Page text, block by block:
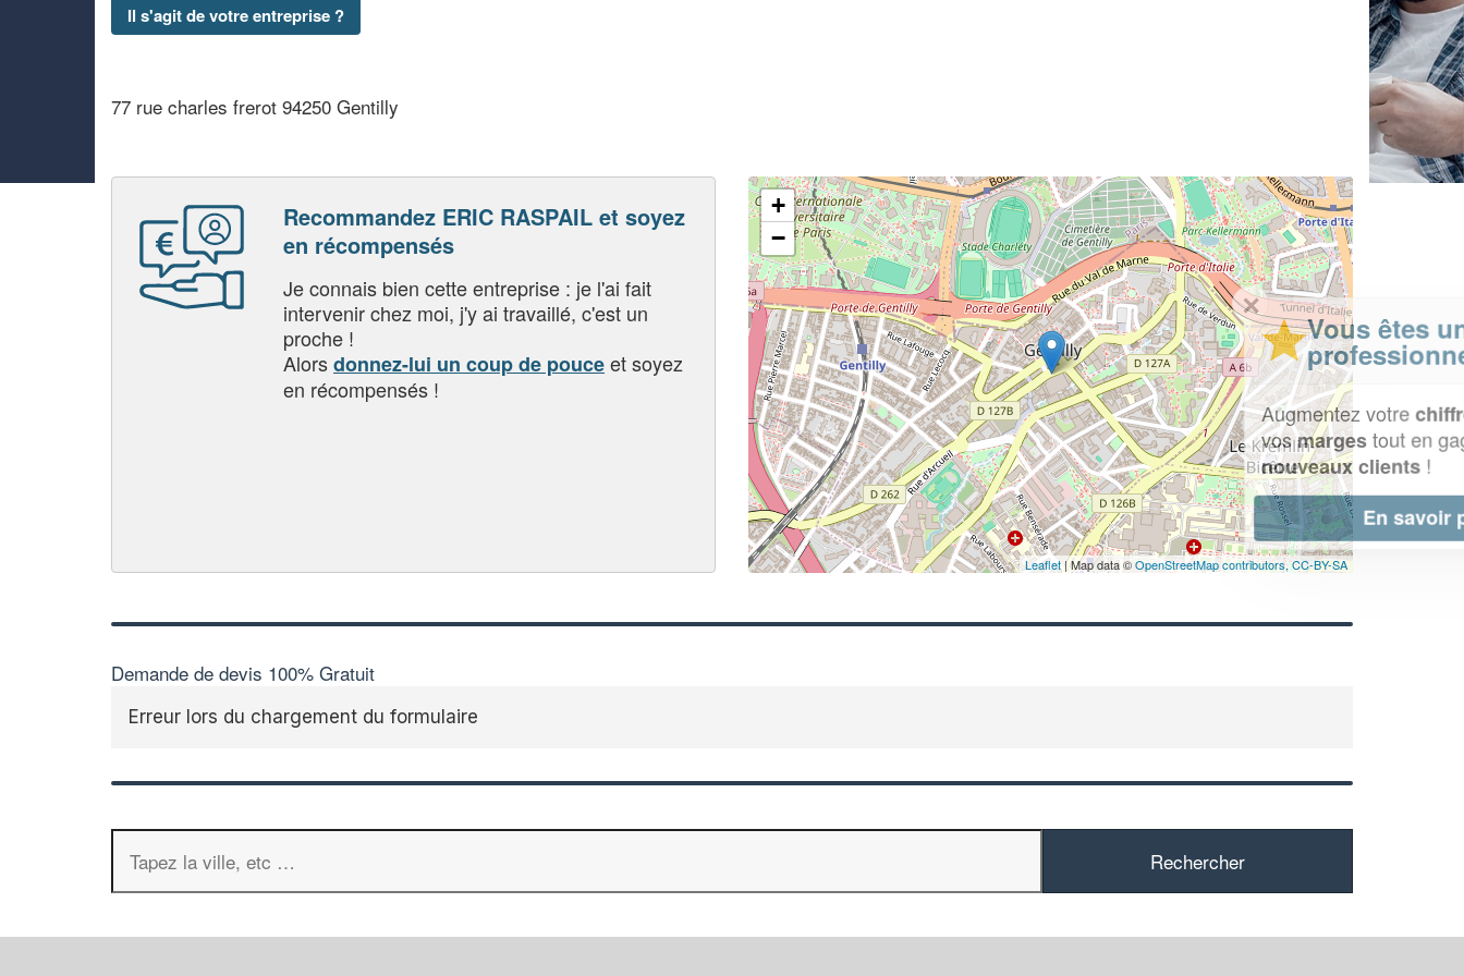
Il s'agit de votre entreprise ?
77 rue charles frerot 94250 Gentilly
Recommandez ERIC RASPAIL et soyez
en récompensés
Je connais bien cette entreprise : je l'ai fait
intervenir chez moi, j'y ai travaillé, c'est un
proche !
Alorsdonnez-lui un coup de pouceet soyez
en récompensés !
+
−
Leaflet| Map data ©OpenStreetMap contributors,CC-BY-SA
Demande de devis 100% Gratuit
Erreur lors du chargement du formulaire
✕
Vous êtes un
professionnel ?
Augmentez votrechiffre d'affaireset
vosmargestout en gagnant de
nouveaux clients!
En savoir plus